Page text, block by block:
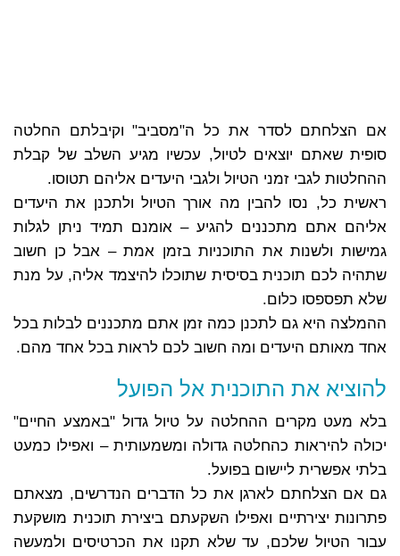
אם הצלחתם לסדר את כל ה"מסביב" וקיבלתם החלטה
סופית שאתם יוצאים לטיול, עכשיו מגיע השלב של קבלת
ההחלטות לגבי זמני הטיול ולגבי היעדים אליהם תטוסו.
ראשית כל, נסו להבין מה אורך הטיול ולתכנן את היעדים
אליהם אתם מתכננים להגיע – אומנם תמיד ניתן לגלות
גמישות ולשנות את התוכניות בזמן אמת – אבל כן חשוב
שתהיה לכם תוכנית בסיסית שתוכלו להיצמד אליה, על מנת
שלא תפספסו כלום.
ההמלצה היא גם לתכנן כמה זמן אתם מתכננים לבלות בכל
אחד מאותם היעדים ומה חשוב לכם לראות בכל אחד מהם.
להוציא את התוכנית אל הפועל
בלא מעט מקרים ההחלטה על טיול גדול "באמצע החיים"
יכולה להיראות כהחלטה גדולה ומשמעותית – ואפילו כמעט
בלתי אפשרית ליישום בפועל.
גם אם הצלחתם לארגן את כל הדברים הנדרשים, מצאתם
פתרונות יצירתיים ואפילו השקעתם ביצירת תוכנית מושקעת
עבור הטיול שלכם, עד שלא תקנו את הכרטיסים ולמעשה